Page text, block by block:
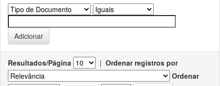
Resultados/Página | Ordenar registros por
Ordenar